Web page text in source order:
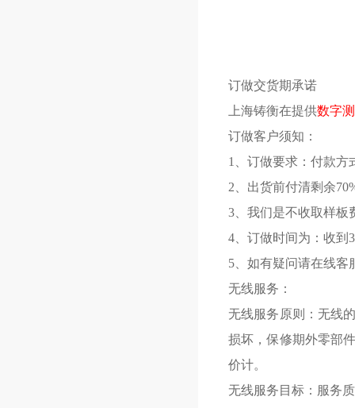
订做交货期承诺
上海铸衡在提供数字
订做客户须知：
1、订做要求：付款方
2、出货前付清剩余
3、我们是不收取样板
4、订做时间为：收到
5、如有疑问请在线客
无线服务：
无线服务原则：无线
损坏，保修期外零部
价计。
无线服务目标：服务